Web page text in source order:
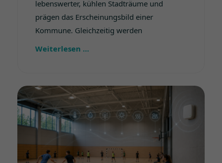
lebenswerter, kühlen Stadträume und
prägen das Erscheinungsbild einer
Kommune. Gleichzeitig werden
Weiterlesen …